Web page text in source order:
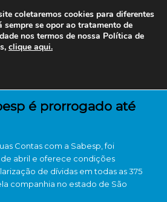
é prorrogado até
Contas com a Sabesp, foi
de abril e oferece condições
de dívidas em todas as 375
companhia no estado de São
coletaremos cookies para diferentes
sempre se opor ao tratamento de
nos termos de nossa Política de
clique aqui.